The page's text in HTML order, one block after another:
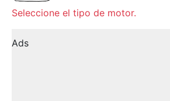
Seleccione el tipo de motor.
Ads